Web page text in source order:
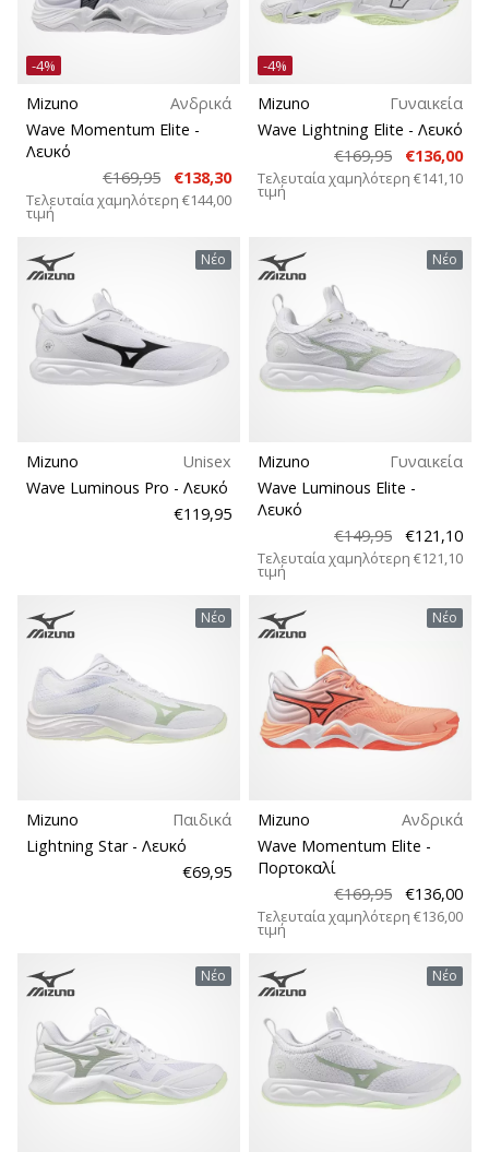
-4%
Mizuno
Ανδρικά
Wave Momentum Elite -
Λευκό
€169,95
€138,30
Τελευταία χαμηλότερη
τιμή
€144,00
-4%
Mizuno
Γυναικεία
Wave Lightning Elite - Λευκό
€169,95
€136,00
Τελευταία χαμηλότερη
τιμή
€141,10
Νέο
Mizuno
Unisex
Wave Luminous Pro - Λευκό
€119,95
Νέο
Mizuno
Γυναικεία
Wave Luminous Elite -
Λευκό
€149,95
€121,10
Τελευταία χαμηλότερη
τιμή
€121,10
Νέο
Mizuno
Παιδικά
Lightning Star - Λευκό
€69,95
Νέο
Mizuno
Ανδρικά
Wave Momentum Elite -
Πορτοκαλί
€169,95
€136,00
Τελευταία χαμηλότερη
τιμή
€136,00
Νέο Νέο